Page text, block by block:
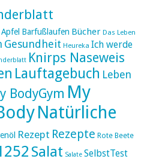
Apfel Barfußlaufen Bücher Das Leben
Gesundheit Heureka Ich werde
Knirps Naseweis
Lauftagebuch Leben
BodyGym My
Natürliche
Rezept Rezepte Rote Beete
Salat Salate SelbstTest